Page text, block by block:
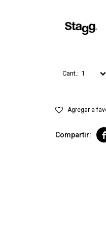
1
